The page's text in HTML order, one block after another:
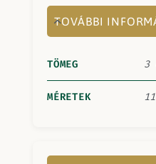
TOVÁBBI
TÖMEG 3
MÉRETEK